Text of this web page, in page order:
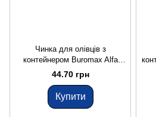
Чинка для олівців з
контейнером Buromax Alfa
Rubber Touch на 2 отвори в
блістері
44.70 грн
Купити